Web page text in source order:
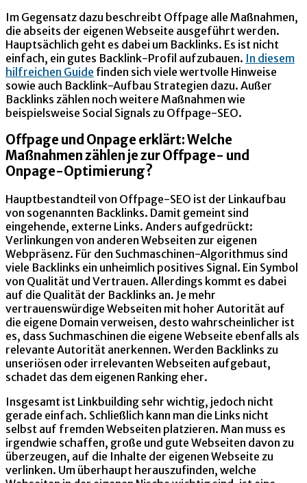
Im Gegensatz dazu beschreibt Offpage alle Maßnahmen,
die abseits der eigenen Webseite ausgeführt werden.
Hauptsächlich geht es dabei um Backlinks. Es ist nicht
einfach, ein gutes Backlink-Profil aufzubauen. In diesem
hilfreichen Guide finden sich viele wertvolle Hinweise
sowie auch Backlink-Aufbau Strategien dazu. Außer
Backlinks zählen noch weitere Maßnahmen wie
beispielsweise Social Signals zu Offpage-SEO.
Offpage und Onpage erklärt: Welche
Maßnahmen zählen je zur Offpage- und
Onpage-Optimierung?
Hauptbestandteil von Offpage-SEO ist der Linkaufbau
von sogenannten Backlinks. Damit gemeint sind
eingehende, externe Links. Anders aufgedrückt:
Verlinkungen von anderen Webseiten zur eigenen
Webpräsenz. Für den Suchmaschinen-Algorithmus sind
viele Backlinks ein unheimlich positives Signal. Ein Symbol
von Qualität und Vertrauen. Allerdings kommt es dabei
auf die Qualität der Backlinks an. Je mehr
vertrauenswürdige Webseiten mit hoher Autorität auf
die eigene Domain verweisen, desto wahrscheinlicher ist
es, dass Suchmaschinen die eigene Webseite ebenfalls als
relevante Autorität anerkennen. Werden Backlinks zu
unseriösen oder irrelevanten Webseiten aufgebaut,
schadet das dem eigenen Ranking eher.
Insgesamt ist Linkbuilding sehr wichtig, jedoch nicht
gerade einfach. Schließlich kann man die Links nicht
selbst auf fremden Webseiten platzieren. Man muss es
irgendwie schaffen, große und gute Webseiten davon zu
überzeugen, auf die Inhalte der eigenen Webseite zu
verlinken. Um überhaupt herauszufinden, welche